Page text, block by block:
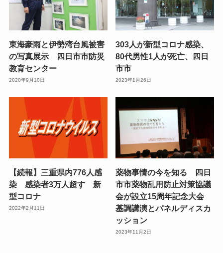
東海豪雨と伊勢湾台風被害
の写真展示 四日市市防災
教育センター
2020年9月10日
303人が新型コロナ感染、
80代男性1人が死亡、四日
市市
2023年1月26日
【続報】三重県内776人感
染 感染者3万人超す 新
型コロナ
2022年2月11日
薬物事情の今を知る 四日
市市薬物乱用防止対策協議
会が設立15周年記念大会
基調講演とパネルディスカ
ッション
2023年11月2日